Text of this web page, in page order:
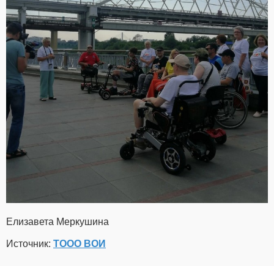
Елизавета Меркушина
Источник: ТООО ВОИ